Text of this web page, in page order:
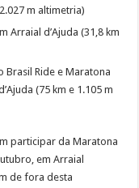
m altimetria)
Arraial d’Ajuda (31,8 km
Brasil Ride e Maratona
(75 km e 1.105 m
participar da Maratona
em Arraial
de fora desta